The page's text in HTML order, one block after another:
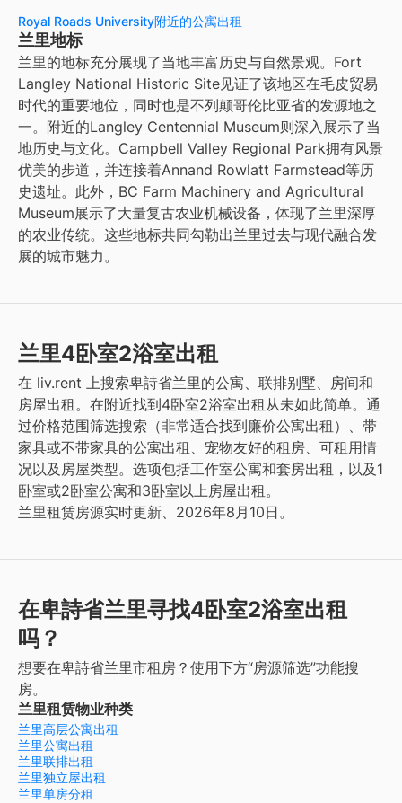
Royal Roads University附近的公寓出租
兰里地标
兰里的地标充分展现了当地丰富历史与自然景观。Fort
Langley National Historic Site见证了该地区在毛皮贸易
时代的重要地位，同时也是不列颠哥伦比亚省的发源地之
一。附近的Langley Centennial Museum则深入展示了当
地历史与文化。Campbell Valley Regional Park拥有风景
优美的步道，并连接着Annand Rowlatt Farmstead等历
史遗址。此外，BC Farm Machinery and Agricultural
Museum展示了大量复古农业机械设备，体现了兰里深厚
的农业传统。这些地标共同勾勒出兰里过去与现代融合发
展的城市魅力。
兰里4卧室2浴室出租
在 liv.rent 上搜索卑詩省兰里的公寓、联排别墅、房间和
房屋出租。在附近找到4卧室2浴室出租从未如此简单。通
过价格范围筛选搜索（非常适合找到廉价公寓出租）、带
家具或不带家具的公寓出租、宠物友好的租房、可租用情
况以及房屋类型。选项包括工作室公寓和套房出租，以及1
卧室或2卧室公寓和3卧室以上房屋出租。
兰里租赁房源实时更新、2026年8月10日。
在卑詩省兰里寻找4卧室2浴室出租
吗？
想要在卑詩省兰里市租房？使用下方“房源筛选”功能搜
房。
兰里租赁物业种类
兰里高层公寓出租
兰里公寓出租
兰里联排出租
兰里独立屋出租
兰里单房分租